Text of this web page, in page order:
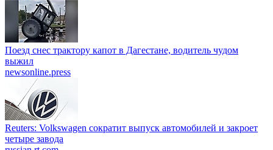
Поезд снес трактору капот в Дагестане, водитель чудом
выжил
newsonline.press
Reuters: Volkswagen сократит выпуск автомобилей и закроет
четыре завода